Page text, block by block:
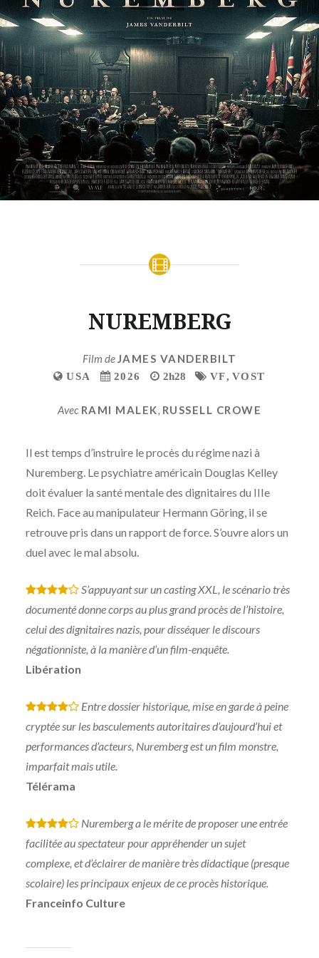
NUREMBERG
Film deJAMES VANDERBILT
USA 2026 2h28 VF, VOST
Avec RAMI MALEK, RUSSELL CROWE
Il est temps d’instruire le procès du régime nazi à
Nuremberg. Le psychiatre américain Douglas Kelley
doit évaluer la santé mentale des dignitaires du IIIe
Reich. Face au manipulateur Hermann Göring, il se
retrouve pris dans un rapport de force. S’ouvre alors un
duel avec le mal absolu.
* * * *
S’appuyant sur un casting XXL, le scénario très
documenté donne corps au plus grand procès de l’histoire,
celui des dignitaires nazis, pour disséquer le discours
négationniste, à la manière d’un film-enquête.
Libération
* * * *
Entre dossier historique, mise en garde à peine
cryptée sur les basculements autoritaires d’aujourd’hui et
performances d’acteurs, Nuremberg est un film monstre,
imparfait mais utile.
Télérama
* * * *
Nuremberg a le mérite de proposer une entrée
facilitée au spectateur pour appréhender un sujet
complexe, et d’éclairer de manière très didactique (presque
scolaire) les principaux enjeux de ce procès historique.
Franceinfo Culture